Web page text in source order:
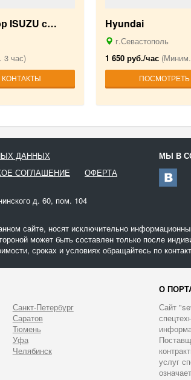
ISUZU с…
час)
Hyundai
г.Севастополь
1 650 руб./час
ДАННЫХ
СОГЛАШЕНИЕ
ОФЕРТА
д. 60, пом. 104
МЫ В
сайте, носят исключительно
может быть составлен только после
сроках и условиях обращайтесь по
Санкт-Петербург
Саратов
Тюмень
Уфа
Челябинск
О
Сайт
услуг